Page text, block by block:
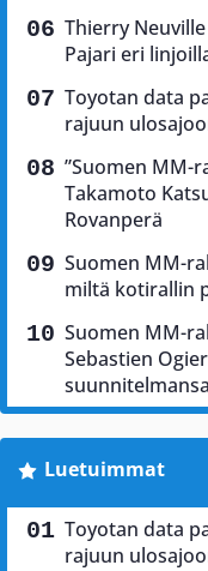
Thierry
Pajari eri
Toyotan data
rajuun
”Suomen MM-
Takamoto
Rovanperä
Suomen MM-
miltä kotirallin
Suomen MM-
Sebastien
suunnitelmansa
Luetuimmat
Toyotan data
rajuun